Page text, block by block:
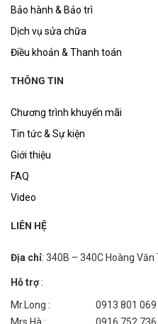
Bảo hành & Bảo trì
Dịch vụ sửa chữa
Điều khoản & Thanh toán
THÔNG TIN
Chương trình khuyến mãi
Tin tức & Sự kiện
Giới thiệu
FAQ
Video
LIÊN HỆ
Địa chỉ: 340B – 340C Hoàng Văn
Hỗ trợ:
Mr.Long :
0913 801
Mrs.Hà :
0916 752